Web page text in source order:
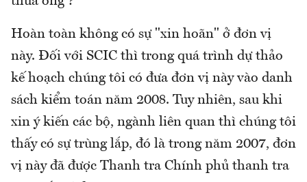
Hoàn toàn không có sự "xin hoãn" ở đơn vị
này. Đối với SCIC thì trong quá trình dự thảo
kế hoạch chúng tôi có đưa đơn vị này vào danh
sách kiểm toán năm 2008. Tuy nhiên, sau khi
xin ý kiến các bộ, ngành liên quan thì chúng tôi
thấy có sự trùng lắp, đó là trong năm 2007, đơn
vị này đã được Thanh tra Chính phủ thanh tra